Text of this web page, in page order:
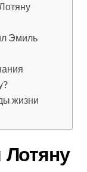
Эмиль
жизни